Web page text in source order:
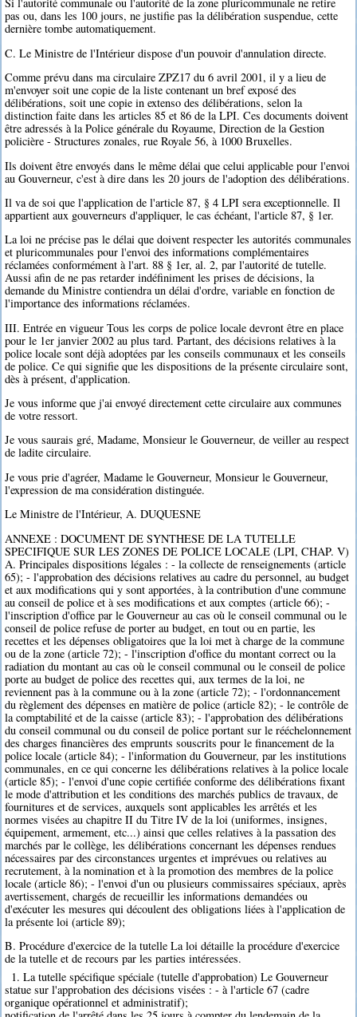
Si l'autorité communale ou l'autorité de la zone pluricommunale ne retire
pas ou, dans les 100 jours, ne justifie pas la délibération suspendue, cette
dernière tombe automatiquement.
C. Le Ministre de l'Intérieur dispose d'un pouvoir d'annulation directe.
Comme prévu dans ma circulaire ZPZ17 du 6 avril 2001, il y a lieu de
m'envoyer soit une copie de la liste contenant un bref exposé des
délibérations, soit une copie in extenso des délibérations, selon la
distinction faite dans les articles 85 et 86 de la LPI. Ces documents doivent
être adressés à la Police générale du Royaume, Direction de la Gestion
policière - Structures zonales, rue Royale 56, à 1000 Bruxelles.
Ils doivent être envoyés dans le même délai que celui applicable pour l'envoi
au Gouverneur, c'est à dire dans les 20 jours de l'adoption des délibérations.
Il va de soi que l'application de l'article 87, § 4 LPI sera exceptionnelle. Il
appartient aux gouverneurs d'appliquer, le cas échéant, l'article 87, § 1er.
La loi ne précise pas le délai que doivent respecter les autorités communales
et pluricommunales pour l'envoi des informations complémentaires
réclamées conformément à l'art. 88 § 1er, al. 2, par l'autorité de tutelle.
Aussi afin de ne pas retarder indéfiniment les prises de décisions, la
demande du Ministre contiendra un délai d'ordre, variable en fonction de
l'importance des informations réclamées.
III. Entrée en vigueur Tous les corps de police locale devront être en place
pour le 1er janvier 2002 au plus tard. Partant, des décisions relatives à la
police locale sont déjà adoptées par les conseils communaux et les conseils
de police. Ce qui signifie que les dispositions de la présente circulaire sont,
dès à présent, d'application.
Je vous informe que j'ai envoyé directement cette circulaire aux communes
de votre ressort.
Je vous saurais gré, Madame, Monsieur le Gouverneur, de veiller au respect
de ladite circulaire.
Je vous prie d'agréer, Madame le Gouverneur, Monsieur le Gouverneur,
l'expression de ma considération distinguée.
Le Ministre de l'Intérieur, A. DUQUESNE
ANNEXE : DOCUMENT DE SYNTHESE DE LA TUTELLE
SPECIFIQUE SUR LES ZONES DE POLICE LOCALE (LPI, CHAP. V)
A. Principales dispositions légales : - la collecte de renseignements (article
65); - l'approbation des décisions relatives au cadre du personnel, au budget
et aux modifications qui y sont apportées, à la contribution d'une commune
au conseil de police et à ses modifications et aux comptes (article 66); -
l'inscription d'office par le Gouverneur au cas où le conseil communal ou le
conseil de police refuse de porter au budget, en tout ou en partie, les
recettes et les dépenses obligatoires que la loi met à charge de la commune
ou de la zone (article 72); - l'inscription d'office du montant correct ou la
radiation du montant au cas où le conseil communal ou le conseil de police
porte au budget de police des recettes qui, aux termes de la loi, ne
reviennent pas à la commune ou à la zone (article 72); - l'ordonnancement
du règlement des dépenses en matière de police (article 82); - le contrôle de
la comptabilité et de la caisse (article 83); - l'approbation des délibérations
du conseil communal ou du conseil de police portant sur le rééchelonnement
des charges financières des emprunts souscrits pour le financement de la
police locale (article 84); - l'information du Gouverneur, par les institutions
communales, en ce qui concerne les délibérations relatives à la police locale
(article 85); - l'envoi d'une copie certifiée conforme des délibérations fixant
le mode d'attribution et les conditions des marchés publics de travaux, de
fournitures et de services, auxquels sont applicables les arrêtés et les
normes visées au chapitre II du Titre IV de la loi (uniformes, insignes,
équipement, armement, etc...) ainsi que celles relatives à la passation des
marchés par le collège, les délibérations concernant les dépenses rendues
nécessaires par des circonstances urgentes et imprévues ou relatives au
recrutement, à la nomination et à la promotion des membres de la police
locale (article 86); - l'envoi d'un ou plusieurs commissaires spéciaux, après
avertissement, chargés de recueillir les informations demandées ou
d'exécuter les mesures qui découlent des obligations liées à l'application de
la présente loi (article 89);
B. Procédure d'exercice de la tutelle La loi détaille la procédure d'exercice
de la tutelle et de recours par les parties intéressées.
1. La tutelle spécifique spéciale (tutelle d'approbation) Le Gouverneur
statue sur l'approbation des décisions visées : - à l'article 67 (cadre
organique opérationnel et administratif);